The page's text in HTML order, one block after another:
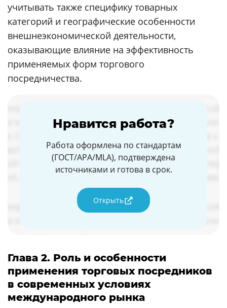
учитывать также специфику товарных
категорий и географические особенности
внешнеэкономической деятельности,
оказывающие влияние на эффективность
применяемых форм торгового
посредничества.
Нравится работа?
Работа оформлена по стандартам
(ГОСТ/APA/MLA), подтверждена
источниками и готова в срок.
Открыть
Глава 2. Роль и особенности
применения торговых посредников
в современных условиях
международного рынка